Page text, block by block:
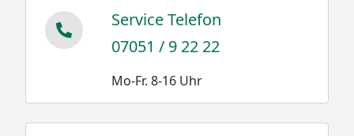
Service Telefon
07051 / 9 22 22
Mo-Fr. 8-16 Uhr